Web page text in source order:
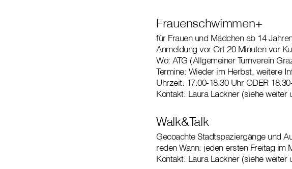
Frauenschwimmen+
für Frauen und Mädchen ab 14
Anmeldung vor Ort 20 Minuten vor
Wo: ATG (Allgemeiner Turnverein
Termine: Wieder im Herbst, weitere
Uhrzeit: 17:00-18:30 Uhr ODER
Kontakt: Laura Lackner (siehe weiter
Walk&Talk
Gecoachte Stadtspaziergänge und
reden Wann: jeden ersten Freitag im
Kontakt: Laura Lackner (siehe weiter